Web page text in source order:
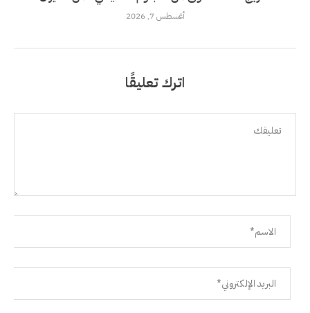
أغسطس 7, 2026
اترك تعليقًا